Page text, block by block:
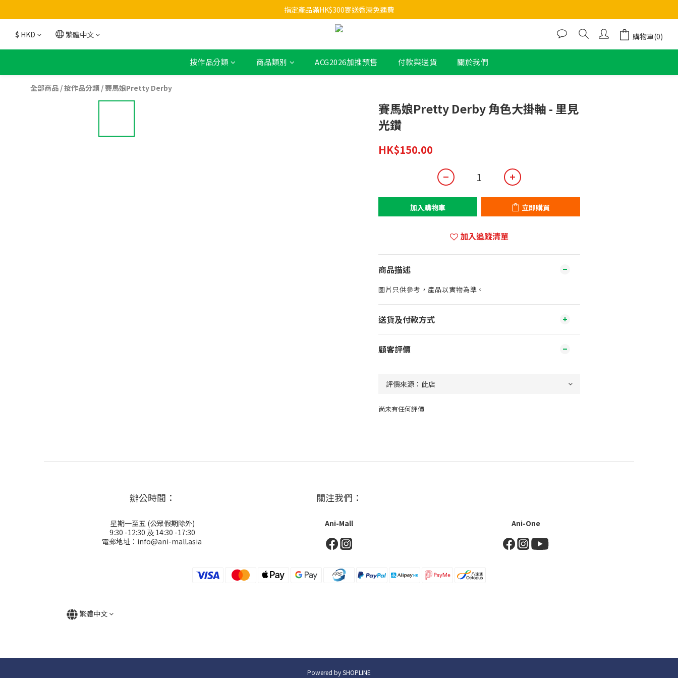
指定產品滿HK$300寄送香港免運費
$ HKD 繁體中文 購物車(0)
按作品分類 商品類別 ACG2026加推預售 付款與送貨 關於我們
全部商品 /按作品分類 /賽馬娘Pretty Derby
賽馬娘Pretty Derby 角色大掛軸 - 里見
光鑽
HK$150.00
加入購物車 立即購買
加入追蹤清單
商品描述
圖片只供參考，產品以實物為準。
送貨及付款方式
顧客評價
尚未有任何評價
辦公時間：
星期一至五 (公眾假期除外)
9:30 -12:30 及 14:30 -17:30
電郵地址：info@ani-mall.asia
關注我們：
Ani-Mall Ani-One
繁體中文
Powered by SHOPLINE